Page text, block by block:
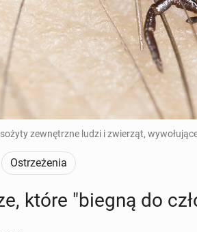
zewnętrzne ludzi i zwierząt,
Ostrzeżenia
które "biegną do